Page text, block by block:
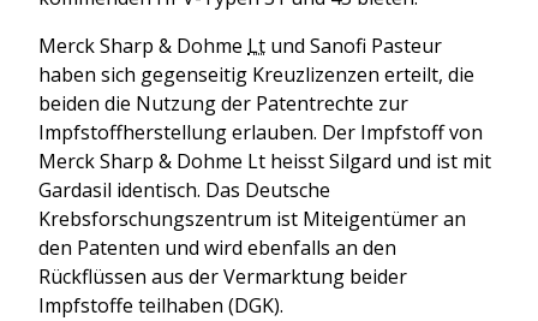
Merck Sharp & Dohme Lt und Sanofi Pasteur
haben sich gegenseitig Kreuzlizenzen erteilt, die
beiden die Nutzung der Patentrechte zur
Impfstoffherstellung erlauben. Der Impfstoff von
Merck Sharp & Dohme Lt heisst Silgard und ist mit
Gardasil identisch. Das Deutsche
Krebsforschungszentrum ist Miteigentümer an
den Patenten und wird ebenfalls an den
Rückflüssen aus der Vermarktung beider
Impfstoffe teilhaben (DGK).